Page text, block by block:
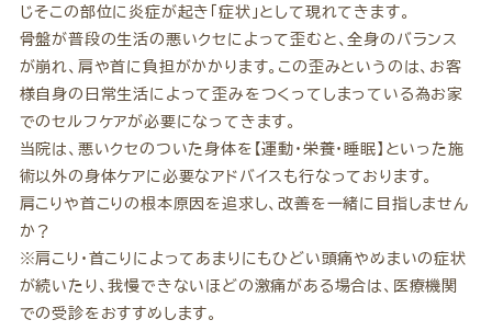
じそこの部位に炎症が起き「症状」として現れてきます。
骨盤が普段の生活の悪いクセによって歪むと、全身のバランス
が崩れ、肩や首に負担がかかります。この歪みというのは、お客
様自身の日常生活によって歪みをつくってしまっている為お家
でのセルフケアが必要になってきます。
当院は、悪いクセのついた身体を【運動・栄養・睡眠】といった施
術以外の身体ケアに必要なアドバイスも行なっております。
肩こりや首こりの根本原因を追求し、改善を一緒に目指しません
か？
※肩こり・首こりによってあまりにもひどい頭痛やめまいの症状
が続いたり、我慢できないほどの激痛がある場合は、医療機関
での受診をおすすめします。